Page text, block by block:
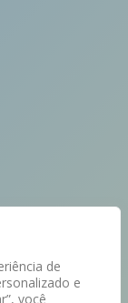
de
e
você